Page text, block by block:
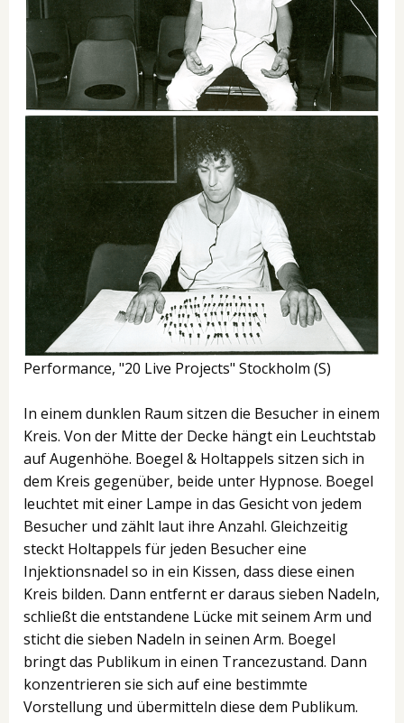
Performance, "20 Live Projects" Stockholm (S)
In einem dunklen Raum sitzen die Besucher in einem
Kreis. Von der Mitte der Decke hängt ein Leuchtstab
auf Augenhöhe. Boegel & Holtappels sitzen sich in
dem Kreis gegenüber, beide unter Hypnose. Boegel
leuchtet mit einer Lampe in das Gesicht von jedem
Besucher und zählt laut ihre Anzahl. Gleichzeitig
steckt Holtappels für jeden Besucher eine
Injektionsnadel so in ein Kissen, dass diese einen
Kreis bilden. Dann entfernt er daraus sieben Nadeln,
schließt die entstandene Lücke mit seinem Arm und
sticht die sieben Nadeln in seinen Arm. Boegel
bringt das Publikum in einen Trancezustand. Dann
konzentrieren sie sich auf eine bestimmte
Vorstellung und übermitteln diese dem Publikum.